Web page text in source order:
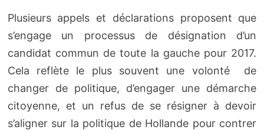
Plusieurs appels et déclarations proposent que
s’engage un processus de désignation d’un
candidat commun de toute la gauche pour 2017.
Cela reflète le plus souvent une volonté de
changer de politique, d’engager une démarche
citoyenne, et un refus de se résigner à devoir
s’aligner sur la politique de Hollande pour contrer